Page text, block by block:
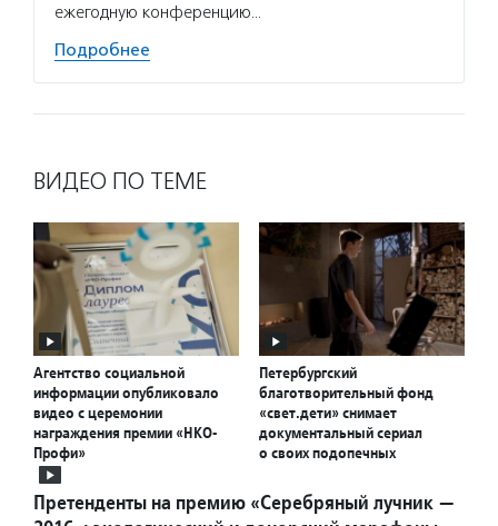
ежегодную конференцию…
Подробнее
ВИДЕО ПО ТЕМЕ
Агентство социальной
информации опубликовало
видео с церемонии
награждения премии «НКО-
Профи»
Петербургский
благотворительный фонд
«свет.дети» снимает
документальный сериал
о своих подопечных
Претенденты на премию «Серебряный лучник —